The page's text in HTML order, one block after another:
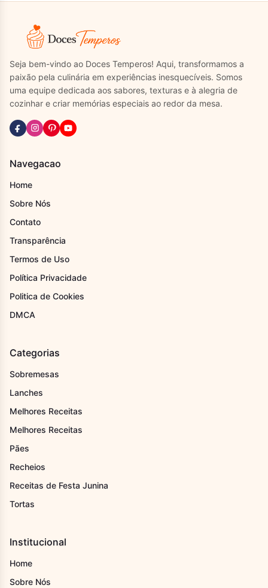
Seja bem-vindo ao Doces Temperos! Aqui, transformamos a
paixão pela culinária em experiências inesquecíveis. Somos
uma equipe dedicada aos sabores, texturas e à alegria de
cozinhar e criar memórias especiais ao redor da mesa.
Navegacao
Home
Sobre Nós
Contato
Transparência
Termos de Uso
Política Privacidade
Politica de Cookies
DMCA
Categorias
Sobremesas
Lanches
Melhores Receitas
Melhores Receitas
Pães
Recheios
Receitas de Festa Junina
Tortas
Institucional
Home
Sobre Nós